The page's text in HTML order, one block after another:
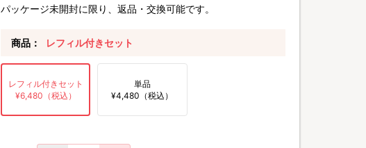
パッケージ未開封に限り、返品・交換可能です。
商品： レフィル付きセット
レフィル付きセット
¥6,480（税込）
単品
¥4,480（税込）